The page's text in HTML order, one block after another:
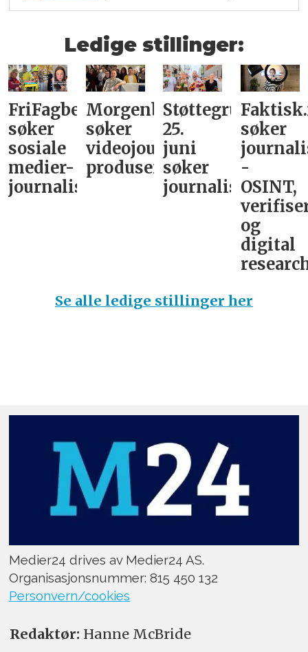
Ledige stillinger:
FriFagbevegelse
søker
sosiale
medier-
journalist
Morgenbladet
søker
videojournalist/podkast-
produsent
Støttegruppa
25.
juni
søker
journalist
søker
-
OSINT,
og
digital
Se alle ledige stillinger her
Medier24 drives av Medier24 AS.
Organisasjonsnummer: 815 450 132
Personvern/cookies
Redaktør: Hanne McBride